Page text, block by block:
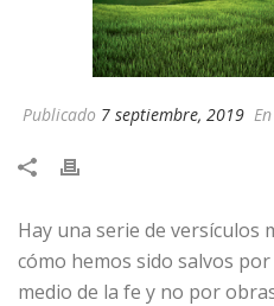
Publicado 7 septiembre, 2019
Hay una serie de versículos
cómo hemos sido salvos
medio de la fe y no por